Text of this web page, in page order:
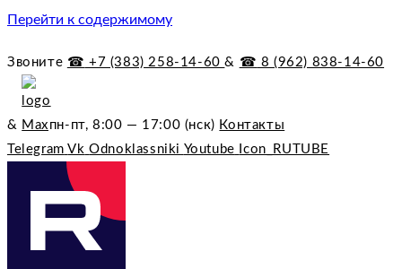
Перейти к содержимому
Звоните ☎︎ +7 (383) 258-14-60& ☎︎ 8 (962) 838-14-60
& пн-пт, 8:00 — 17:00 (нск) Контакты
Telegram Vk Odnoklassniki Youtube Icon_RUTUBE